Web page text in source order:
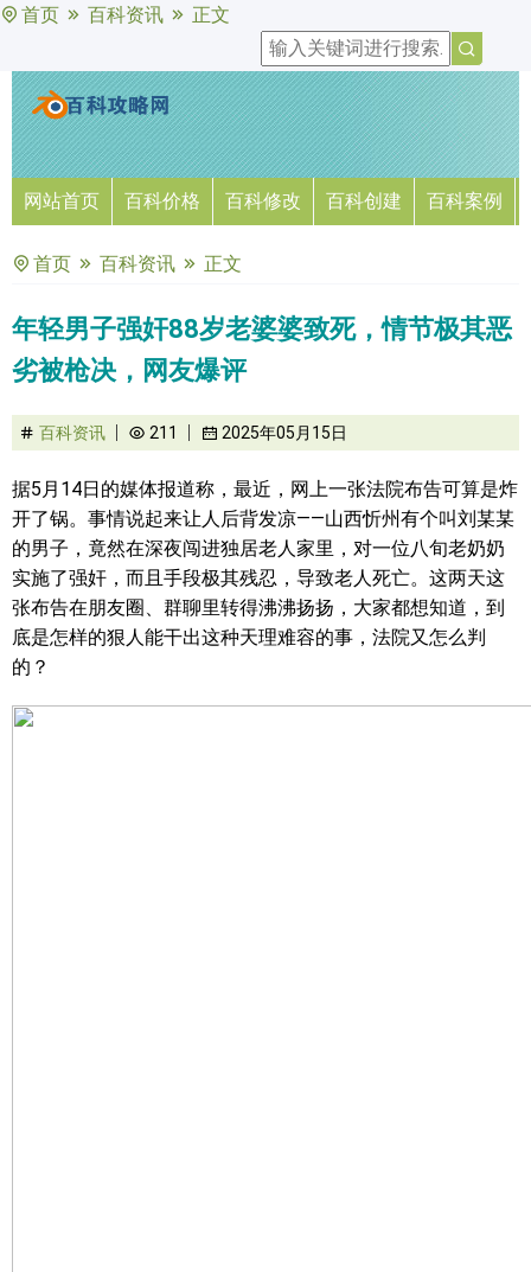
首页 百科资讯 正文
网站首页 百科价格 百科修改 百科创建 百科案例
首页 百科资讯 正文
年轻男子强奸88岁老婆婆致死，情节极其恶
劣被枪决，网友爆评
百科资讯 211 2025年05月15日
据5月14日的媒体报道称，最近，网上一张法院布告可算是炸
开了锅。事情说起来让人后背发凉——山西忻州有个叫刘某某
的男子，竟然在深夜闯进独居老人家里，对一位八旬老奶奶
实施了强奸，而且手段极其残忍，导致老人死亡。这两天这
张布告在朋友圈、群聊里转得沸沸扬扬，大家都想知道，到
底是怎样的狠人能干出这种天理难容的事，法院又怎么判
的？